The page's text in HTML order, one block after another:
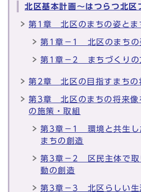
北区基本計画～はつらつ北区
第1章 北区のまちの姿とま
第1章－1 北区のまちの
第1章－2 まちづくりの
第2章 北区の目指すまちの
第3章 北区のまちの将来像
の施策・取組
第3章－1 環境と共生し
まちの創造
第3章－2 区民主体で取
動の創造
第3章－3 北区らしい生